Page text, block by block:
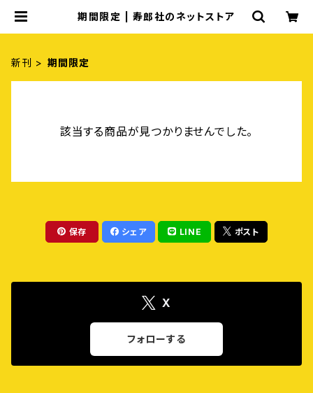
期間限定 | 寿郎社のネットストア
新刊 期間限定
該当する商品が見つかりませんでした。
保存 シェア LINE ポスト
X
フォローする